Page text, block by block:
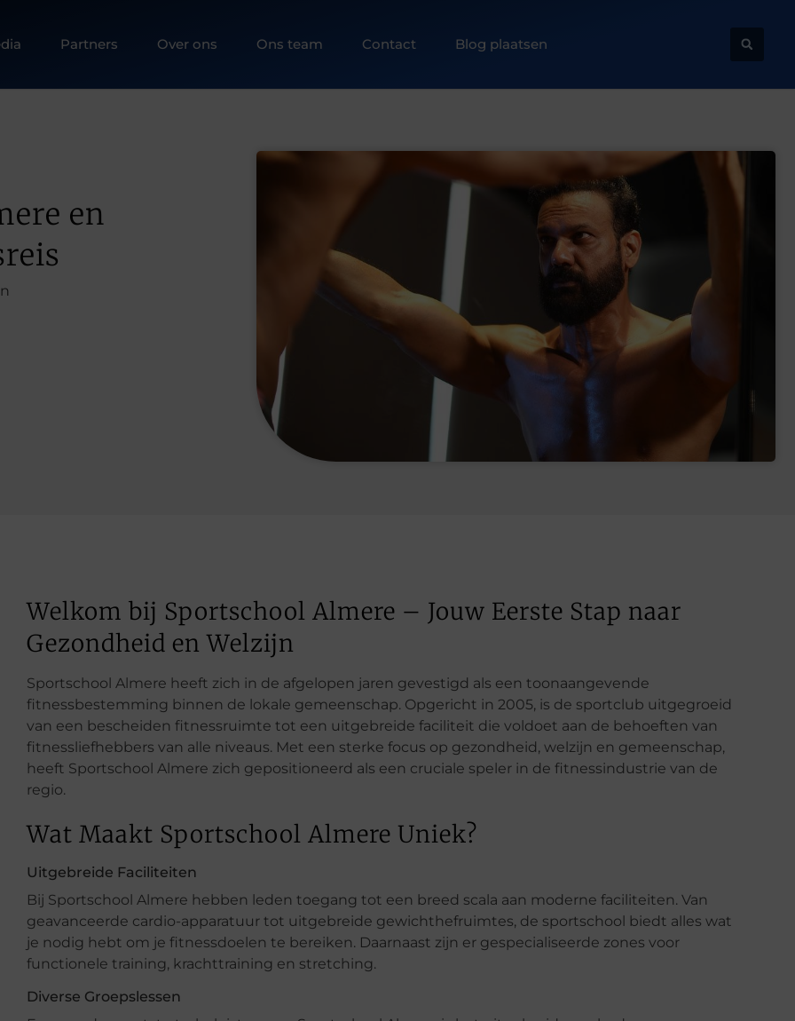
Partners Over ons Ons team Contact Blog plaatsen
en
Welkom bij Sportschool Almere – Jouw Eerste Stap naar
Gezondheid en Welzijn
Sportschool Almere heeft zich in de afgelopen jaren gevestigd als een toonaangevende
fitnessbestemming binnen de lokale gemeenschap. Opgericht in 2005, is de sportclub uitgegroeid
van een bescheiden fitnessruimte tot een uitgebreide faciliteit die voldoet aan de behoeften van
fitnessliefhebbers van alle niveaus. Met een sterke focus op gezondheid, welzijn en gemeenschap,
heeft Sportschool Almere zich gepositioneerd als een cruciale speler in de fitnessindustrie van de
regio.
Wat Maakt Sportschool Almere Uniek?
Uitgebreide Faciliteiten
Bij Sportschool Almere hebben leden toegang tot een breed scala aan moderne faciliteiten. Van
geavanceerde cardio-apparatuur tot uitgebreide gewichthefruimtes, de sportschool biedt alles wat
je nodig hebt om je fitnessdoelen te bereiken. Daarnaast zijn er gespecialiseerde zones voor
functionele training, krachttraining en stretching.
Diverse Groepslessen